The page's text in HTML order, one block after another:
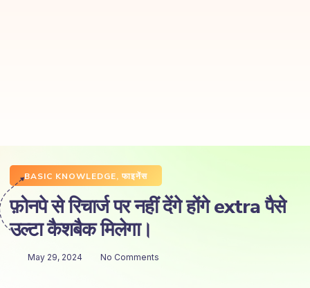
BASIC KNOWLEDGE, फाइनेंस
फ़ोनपे से रिचार्ज पर नहीं देंगे होंगे extra पैसे
उल्टा कैशबैक मिलेगा।
May 29, 2024 No Comments